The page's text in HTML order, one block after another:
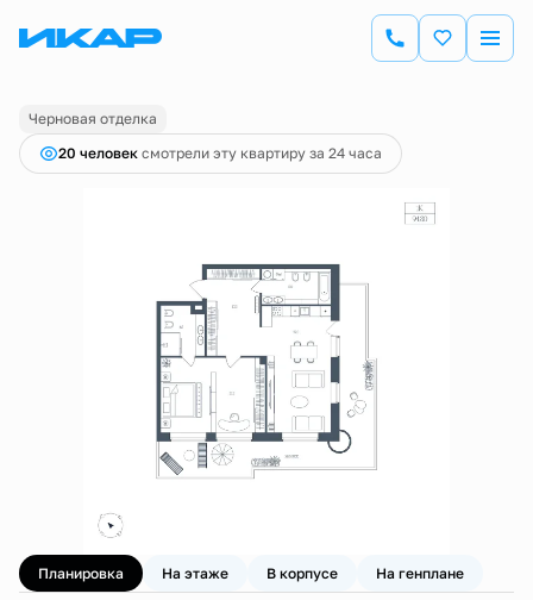
1-комнатная94.8 м 25 621 875 руб.
Ипотекаот 89 564 руб.
Черновая отделка
20 человек смотрели эту квартиру за 24 часа
Планировка На этаже В корпусе На генплане